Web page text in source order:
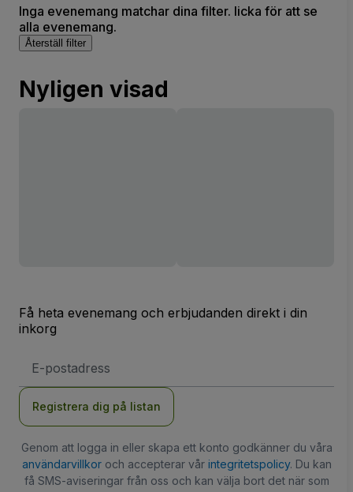
Inga evenemang matchar dina filter. licka för att se
alla evenemang.
Återställ filter
Nyligen visad
Få heta evenemang och erbjudanden direkt i din
inkorg
postadress
Registrera dig på listan
Genom att logga in eller skapa ett konto godkänner du våra
användarvillkoroch accepterar vår integritetspolicy. Du kan
få SMS-aviseringar från oss och kan välja bort det när som